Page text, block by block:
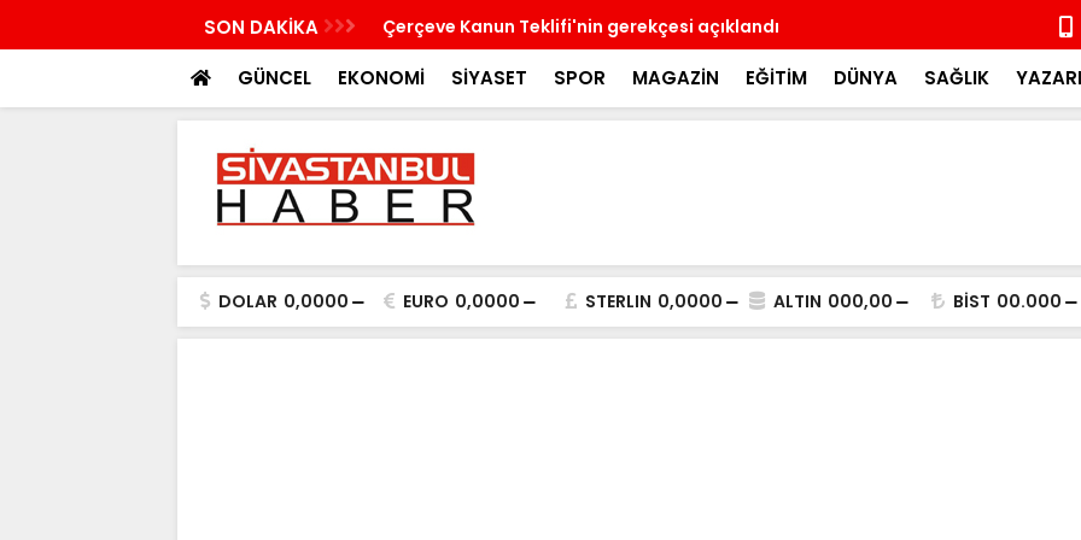
SON DAKİKA Çerçeve Kanun Teklifi'nin gerekçesi açıklandı
GÜNCEL EKONOMİ SİYASET SPOR MAGAZİN EĞİTİM DÜNYA SAĞLIK
DOLAR 0,0000 EURO 0,0000 STERLIN 0,0000 ALTIN 000,00 BİST 00.000